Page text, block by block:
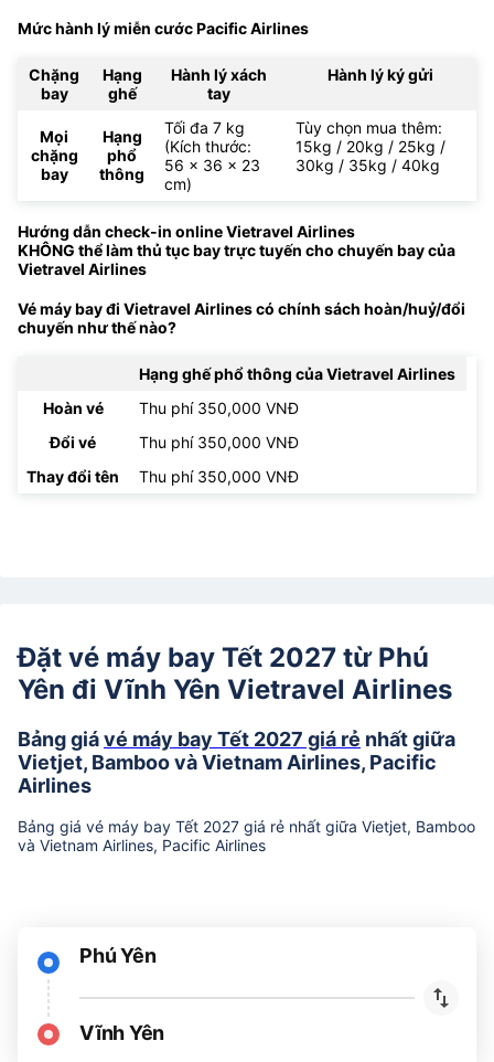
Mức hành lý miễn cước Pacific Airlines
Chặng
bay
Hạng
ghế
Hành lý xách
tay
Hành lý ký gửi
Mọi
chặng
bay
Hạng
phổ
thông
Tối đa 7 kg
(Kích thước:
56 x 36 x 23
cm)
Tùy chọn mua thêm:
15kg / 20kg / 25kg /
30kg / 35kg / 40kg
Hướng dẫn check-in online Vietravel Airlines
KHÔNG thể làm thủ tục bay trực tuyến cho chuyến bay của
Vietravel Airlines
Vé máy bay đi Vietravel Airlines có chính sách hoàn/huỷ/đổi
chuyến như thế nào?
Hạng ghế phổ thông của Vietravel Airlines
Hoàn vé
Thu phí 350,000 VNĐ
Đổi vé
Thu phí 350,000 VNĐ
Thay đổi tên
Thu phí 350,000 VNĐ
Đặt vé máy bay Tết 2027 từ Phú
Yên đi Vĩnh Yên Vietravel Airlines
Bảng giávé máy bay Tết 2027 giá rẻ nhất giữa
Vietjet, Bamboo và Vietnam Airlines, Pacific
Airlines
Bảng giá vé máy bay Tết 2027 giá rẻ nhất giữa Vietjet, Bamboo
và Vietnam Airlines, Pacific Airlines
Phú Yên
Vĩnh Yên